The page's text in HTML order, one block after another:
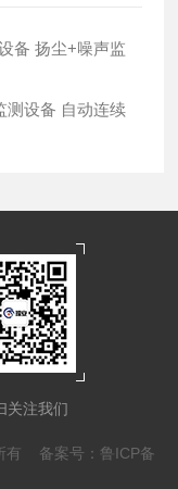
备 扬尘+噪声监
测设备 自动连续
关注我们
有 备案号：鲁ICP备